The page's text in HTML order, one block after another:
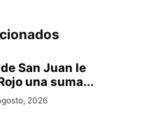
San Juan le
una suma...
2026